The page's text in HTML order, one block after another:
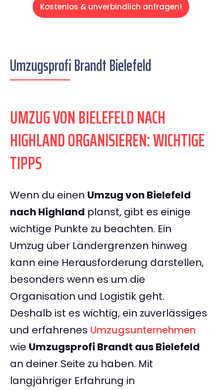
Kostenlos & unverbindlich anfragen!
Umzugsprofi Brandt Bielefeld
UMZUG VON BIELEFELD NACH
HIGHLAND ORGANISIEREN: WICHTIGE
TIPPS
Wenn du einen Umzug von Bielefeld
nach Highland planst, gibt es einige
wichtige Punkte zu beachten. Ein
Umzug über Ländergrenzen hinweg
kann eine Herausforderung darstellen,
besonders wenn es um die
Organisation und Logistik geht.
Deshalb ist es wichtig, ein zuverlässiges
und erfahrenes Umzugsunternehmen
wie Umzugsprofi Brandt aus Bielefeld
an deiner Seite zu haben. Mit
langjähriger Erfahrung in